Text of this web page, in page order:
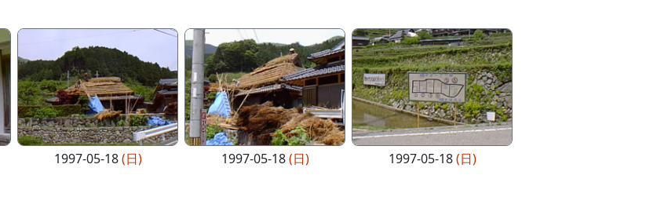
1997-05-18(日) 1997-05-18(日) 1997-05-18(日)